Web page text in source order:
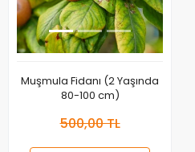
Muşmula Fidanı (2 Yaşında
80-100 cm)
500,00 TL